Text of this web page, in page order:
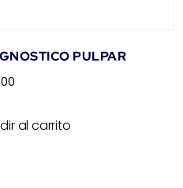
PULPAR
al carrito